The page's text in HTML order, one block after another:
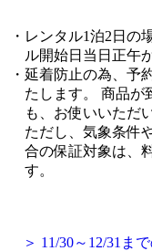
レンタル1泊2日の
ル開始日当日正午
延着防止の為、予
たします。 商品が
も、お使いいただ
ただし、気象条件
合の保証対象は、
す。
＞ 11/30～12/31ま